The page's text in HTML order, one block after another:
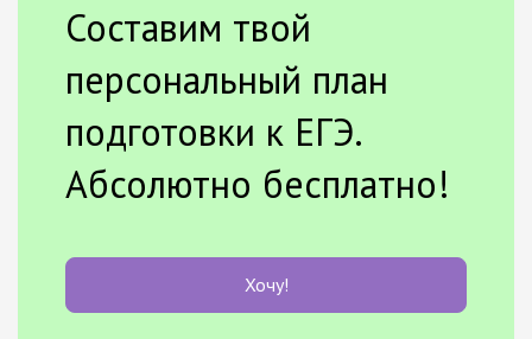
Составим твой
персональный план
подготовки к ЕГЭ.
Абсолютно бесплатно!
Хочу!